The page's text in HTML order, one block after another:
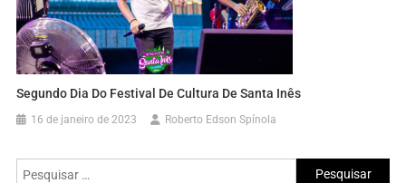
Segundo Dia Do Festival De Cultura De Santa Inês
16 de janeiro de 2023 Roberto Edson Spínola
Pesquisar